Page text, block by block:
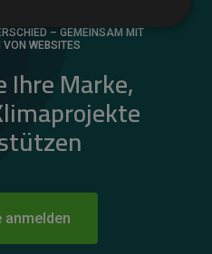
– GEMEINSAM MIT
WEBSITES
Ihre Marke,
anmelden